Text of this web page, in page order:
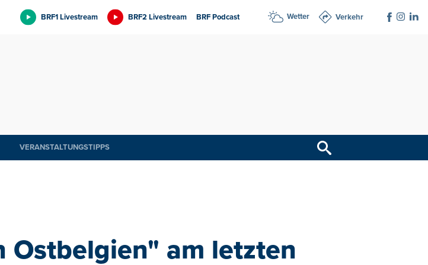
BRF1 Livestream BRF2 Livestream BRF Podcast Wetter Verkehr
VERANSTALTUNGSTIPPS
Ostbelgien" am letzten